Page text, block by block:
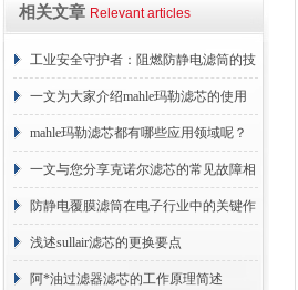
相关文章 Relevant articles
工业安全守护者：阻燃防静电滤筒的技
术原理与应用解析
一文为大家介绍mahle玛勒滤芯的使用
原理
mahle玛勒滤芯都有哪些应用领域呢？
一文与您分享克诺尔滤芯的常见故障相
应解决方法
防静电覆膜滤筒在电子行业中的关键作
用
浅述sullair滤芯的更换要点
阿*油过滤器滤芯的工作原理简述